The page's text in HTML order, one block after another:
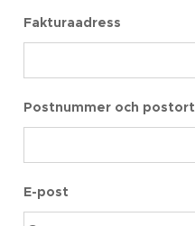
Fakturaadress
Postnummer och postort
E-post